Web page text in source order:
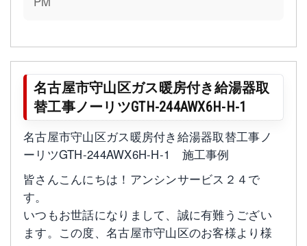
名古屋市守山区ガス暖房付き給湯器取
替工事ノーリツGTH-244AWX6H-H-1
名古屋市守山区ガス暖房付き給湯器取替工事ノ
ーリツGTH-244AWX6H-H-1 施工事例
皆さんこんにちは！アンシンサービス２４で
す。
いつもお世話になりまして、誠に有難うござい
ます。この度、名古屋市守山区のお客様より様